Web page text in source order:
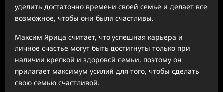
уделить достаточно времени своей семье и делает все
возможное, чтобы они были счастливы.
Максим Ярица считает, что успешная карьера и
личное счастье могут быть достигнуты только при
наличии крепкой и здоровой семьи, поэтому он
прилагает максимум усилий для того, чтобы сделать
свою семью счастливой.